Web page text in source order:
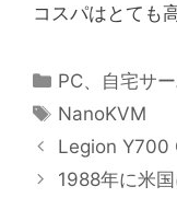
コスパはとても
カ
テ
リ
ー
PC、 自宅サ
タ
グ
NanoKVM
Legion Y700
1988年に米